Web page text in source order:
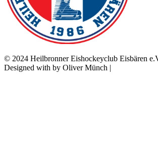
© 2024 Heilbronner Eishockeyclub Eisbären
Designed with by Oliver Münch |